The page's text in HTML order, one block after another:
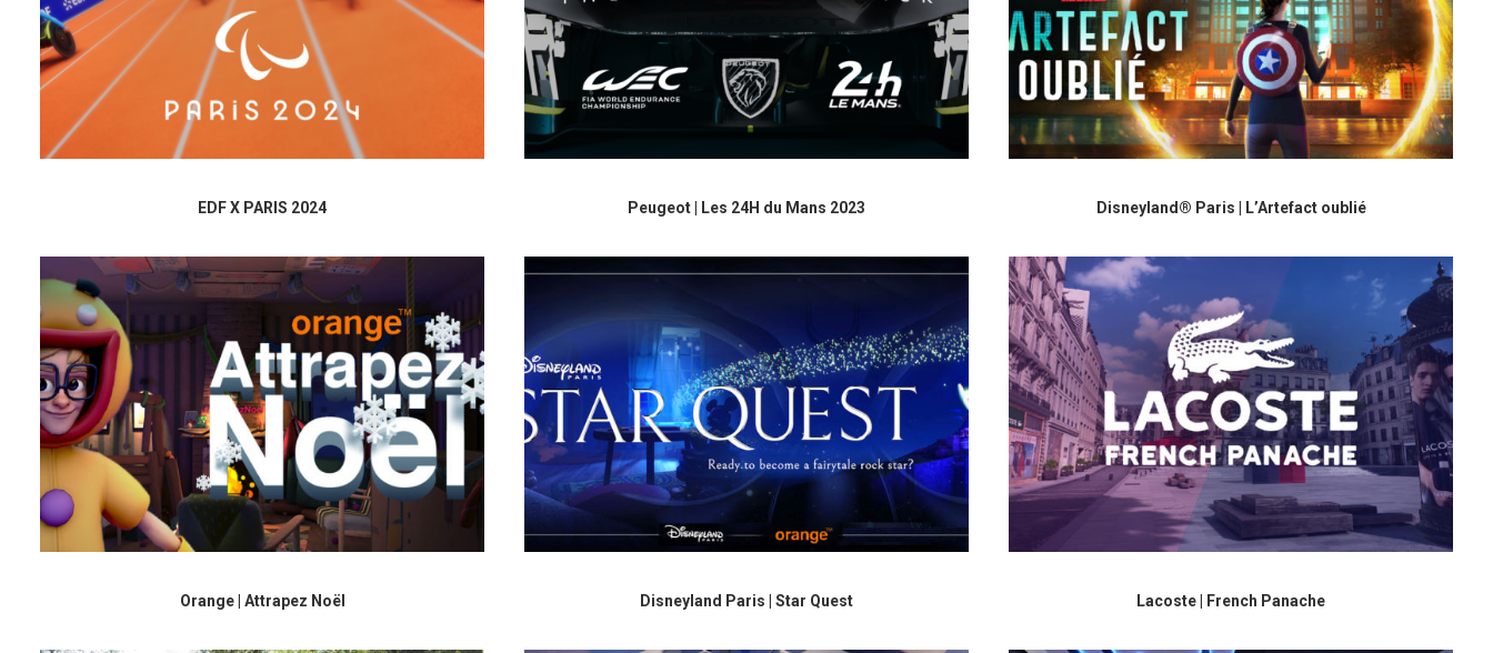
EDF X PARIS 2024 Peugeot | Les 24H du Mans 2023 Disneyland® Paris | L’Artefact oublié
Orange | Attrapez Noël Disneyland Paris | Star Quest Lacoste | French Panache